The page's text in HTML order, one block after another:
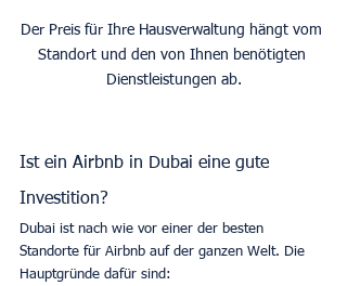
Der Preis für Ihre Hausverwaltung hängt vom
Standort und den von Ihnen benötigten
Dienstleistungen ab.
Ist ein Airbnb in Dubai eine gute
Investition?
Dubai ist nach wie vor einer der besten
Standorte für Airbnb auf der ganzen Welt. Die
Hauptgründe dafür sind: